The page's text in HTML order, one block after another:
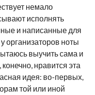
немало
исполнять
и написанные для
организаторов ноты
выучить сама и
нравится эта
идея: во-первых,
той или иной